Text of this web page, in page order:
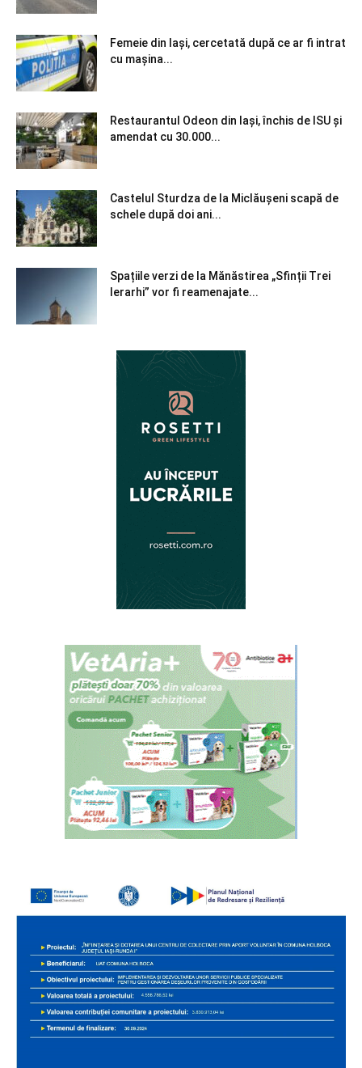
Femeie din Iași, cercetată după ce ar fi intrat
cu mașina...
Restaurantul Odeon din Iași, închis de ISU și
amendat cu 30.000...
Castelul Sturdza de la Miclăușeni scapă de
schele după doi ani...
Spațiile verzi de la Mănăstirea „Sfinții Trei
Ierarhi” vor fi reamenajate...